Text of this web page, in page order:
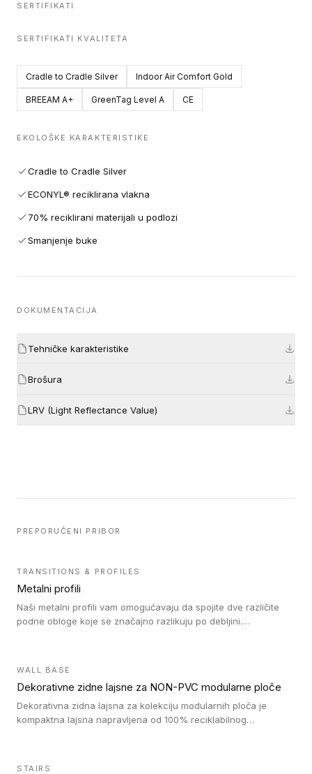
SERTIFIKATI
SERTIFIKATI KVALITETA
Cradle to Cradle Silver Indoor Air Comfort Gold
BREEAM A+ GreenTag Level A CE
EKOLOŠKE KARAKTERISTIKE
Cradle to Cradle Silver
ECONYL® reciklirana vlakna
70% reciklirani materijali u podlozi
Smanjenje buke
DOKUMENTACIJA
Tehničke karakteristike
Brošura
LRV (Light Reflectance Value)
PREPORUČENI PRIBOR
TRANSITIONS & PROFILES
Metalni profili
Naši metalni profili vam omogućavaju da spojite dve različite
podne obloge koje se značajno razlikuju po debljini.
WALL BASE
Dekorativne zidne lajsne za NON-PVC modularne ploče
Dekorativna zidna lajsna za kolekciju modularnih ploča je
kompaktna lajsna napravljena od 100% reciklabilnog
STAIRS